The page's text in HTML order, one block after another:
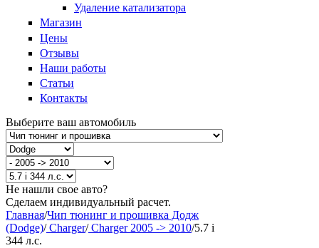
Удаление катализатора
Магазин
Цены
Отзывы
Наши работы
Статьи
Контакты
Выберите ваш автомобиль
Не нашли свое авто?
Сделаем индивидуальный расчет.
Главная/Чип тюнинг и прошивка Додж
(Dodge)/Charger/Charger 2005 -> 2010/5.7 i
344 л.с.